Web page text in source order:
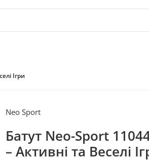
Ігри
Neo Sport
Батут Neo-Sport
– Активні та Веселі